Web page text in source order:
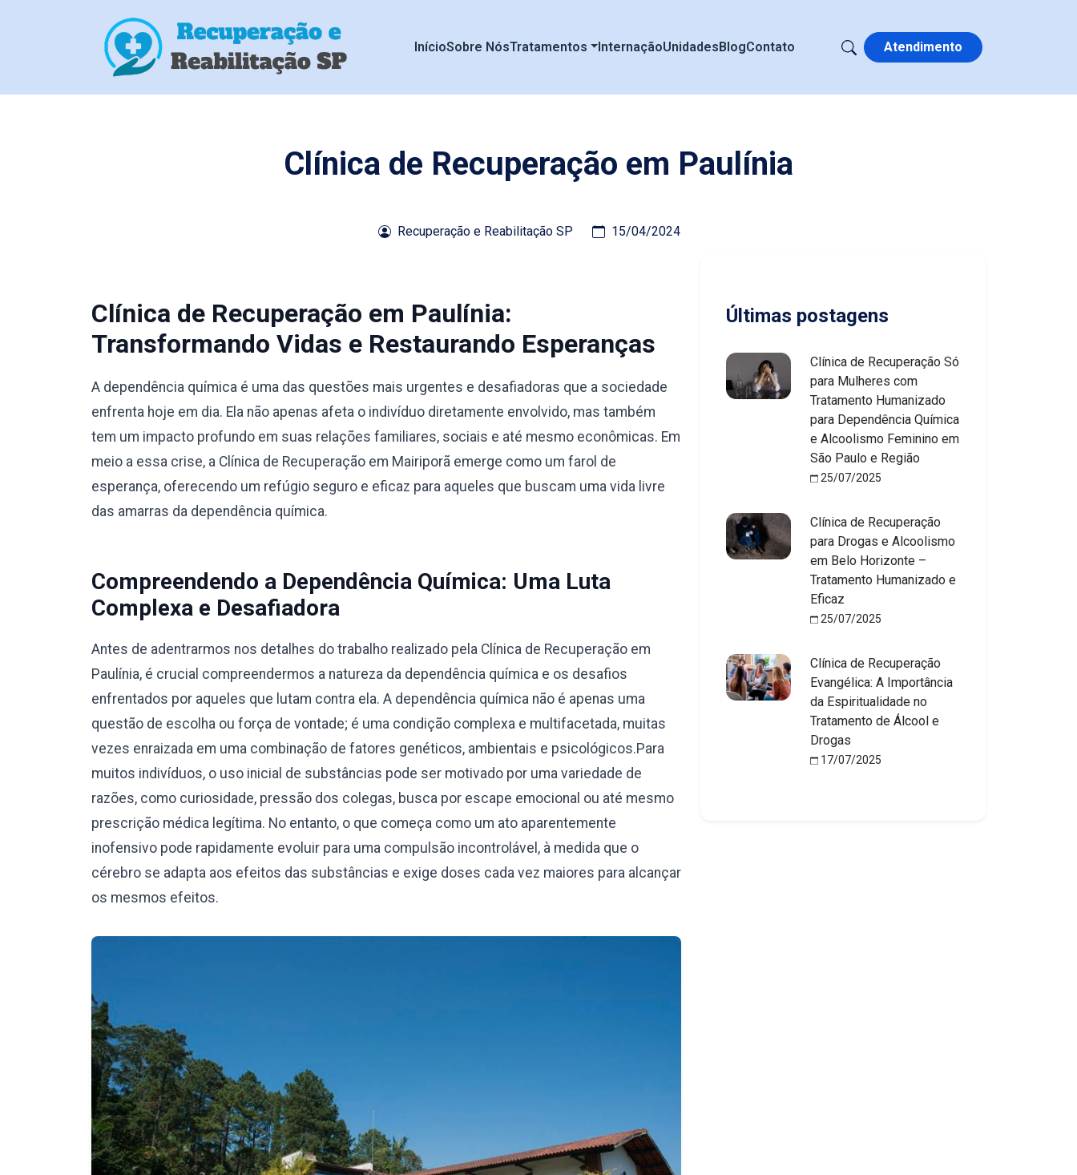
InícioSobre NósTratamentos InternaçãoUnidadesBlogContato Atendimento
Clínica de Recuperação em Paulínia
Recuperação e Reabilitação SP 15/04/2024
Clínica de Recuperação em Paulínia:
Transformando Vidas e Restaurando Esperanças
A dependência química é uma das questões mais urgentes e desafiadoras que a sociedade
enfrenta hoje em dia. Ela não apenas afeta o indivíduo diretamente envolvido, mas também
tem um impacto profundo em suas relações familiares, sociais e até mesmo econômicas. Em
meio a essa crise, a Clínica de Recuperação em Mairiporã emerge como um farol de
esperança, oferecendo um refúgio seguro e eficaz para aqueles que buscam uma vida livre
das amarras da dependência química.
Compreendendo a Dependência Química: Uma Luta
Complexa e Desafiadora
Antes de adentrarmos nos detalhes do trabalho realizado pela Clínica de Recuperação em
Paulínia, é crucial compreendermos a natureza da dependência química e os desafios
enfrentados por aqueles que lutam contra ela. A dependência química não é apenas uma
questão de escolha ou força de vontade; é uma condição complexa e multifacetada, muitas
vezes enraizada em uma combinação de fatores genéticos, ambientais e psicológicos.Para
muitos indivíduos, o uso inicial de substâncias pode ser motivado por uma variedade de
razões, como curiosidade, pressão dos colegas, busca por escape emocional ou até mesmo
prescrição médica legítima. No entanto, o que começa como um ato aparentemente
inofensivo pode rapidamente evoluir para uma compulsão incontrolável, à medida que o
cérebro se adapta aos efeitos das substâncias e exige doses cada vez maiores para alcançar
os mesmos efeitos.
Últimas postagens
Clínica de Recuperação Só
para Mulheres com
Tratamento Humanizado
para Dependência Química
e Alcoolismo Feminino em
São Paulo e Região
25/07/2025
Clínica de Recuperação
para Drogas e Alcoolismo
em Belo Horizonte –
Tratamento Humanizado e
Eficaz
25/07/2025
Clínica de Recuperação
Evangélica: A Importância
da Espiritualidade no
Tratamento de Álcool e
Drogas
17/07/2025